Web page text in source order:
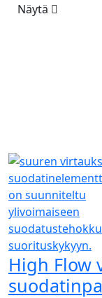
Näytä
High Flow